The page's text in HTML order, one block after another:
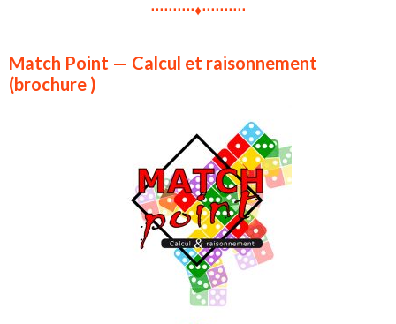
⋅⋅⋅⋅⋅⋅⋅⋅⋅⋅♦⋅⋅⋅⋅⋅⋅⋅⋅⋅⋅
Match Point — Calcul et raisonnement
(brochure )